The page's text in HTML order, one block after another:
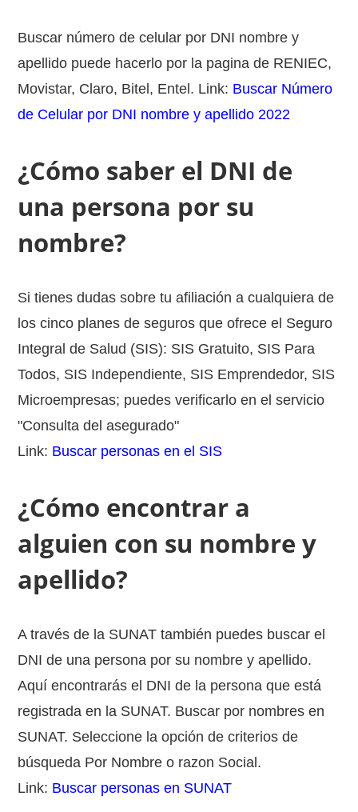
Buscar número de celular por DNI nombre y
apellido puede hacerlo por la pagina de RENIEC,
Movistar, Claro, Bitel, Entel. Link: Buscar Número
de Celular por DNI nombre y apellido 2022
¿Cómo saber el DNI de
una persona por su
nombre?
Si tienes dudas sobre tu afiliación a cualquiera de
los cinco planes de seguros que ofrece el Seguro
Integral de Salud (SIS): SIS Gratuito, SIS Para
Todos, SIS Independiente, SIS Emprendedor, SIS
Microempresas; puedes verificarlo en el servicio
"Consulta del asegurado"
Link: Buscar personas en el SIS
¿Cómo encontrar a
alguien con su nombre y
apellido?
A través de la SUNAT también puedes buscar el
DNI de una persona por su nombre y apellido.
Aquí encontrarás el DNI de la persona que está
registrada en la SUNAT. Buscar por nombres en
SUNAT. Seleccione la opción de criterios de
búsqueda Por Nombre o razon Social.
Link: Buscar personas en SUNAT